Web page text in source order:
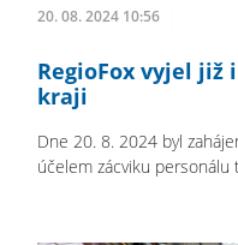
20. 08. 2024 10:56
RegioFox vyjel již
kraji
Dne 20. 8. 2024 byl
účelem zácviku personálu